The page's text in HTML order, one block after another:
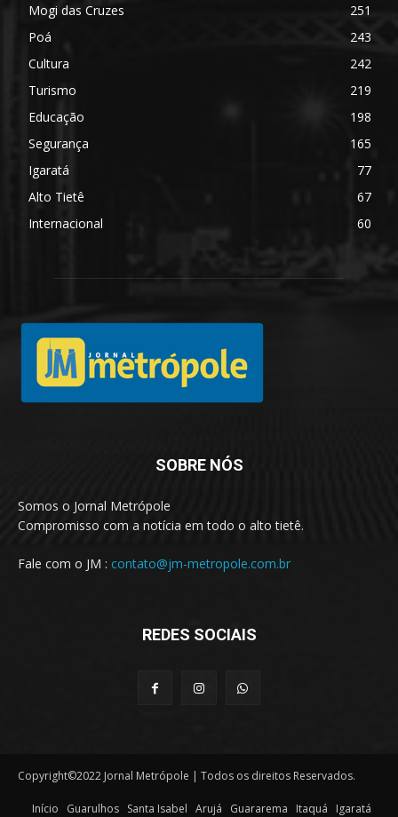
Mogi das Cruzes
251
Poá
243
Cultura
242
Turismo
219
Educação
198
Segurança
165
Igaratá
77
Alto Tietê
67
Internacional
60
SOBRE NÓS
Somos o Jornal Metrópole
Compromisso com a notícia em todo o alto tietê.
Fale com o JM : contato@jm-metropole.com.br
REDES SOCIAIS
Copyright©2022 Jornal Metrópole | Todos os direitos Reservados.
Início Guarulhos Santa Isabel Arujá Guararema Itaquá Igaratá